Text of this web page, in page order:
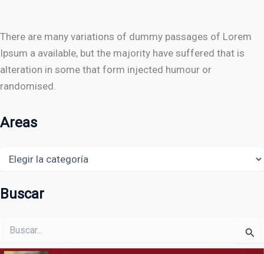
There are many variations of dummy passages of Lorem
Ipsum a available, but the majority have suffered that is
alteration in some that form injected humour or
randomised.
Areas
Buscar
por: